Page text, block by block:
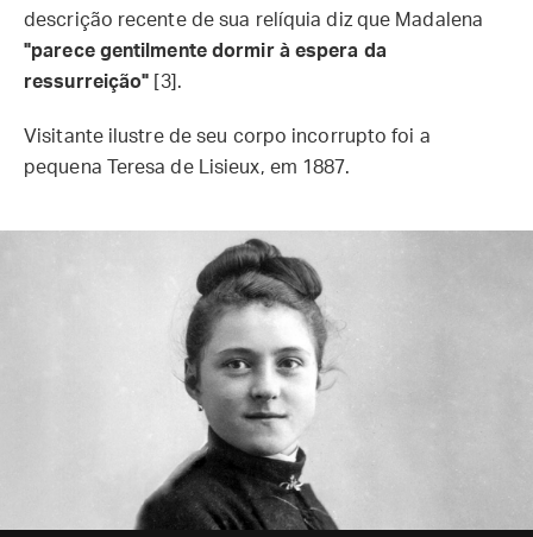
descrição recente de sua relíquia diz que Madalena
"parece gentilmente dormir à espera da
ressurreição" [3].
Visitante ilustre de seu corpo incorrupto foi a
pequena Teresa de Lisieux, em 1887.